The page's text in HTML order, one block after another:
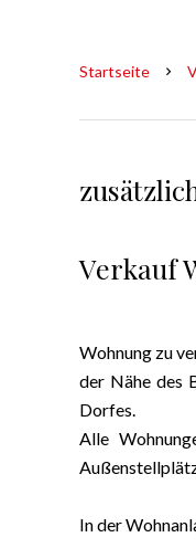
Startseite
Verkauf
Wohnung zu
der Nähe des
Dorfes.
Alle
In der